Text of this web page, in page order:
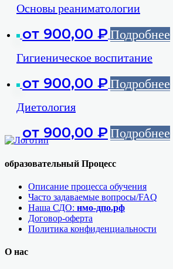
от 900,00 ₽Подробнее
Основы реаниматологии
от 900,00 ₽Подробнее
Гигиеническое воспитание
от 900,00 ₽Подробнее
Диетология
образовательный Процесс
Описание процесса обучения
Часто задаваемые вопросы/FAQ
Наша СДО: нмо-дпо.рф
Договор-оферта
Политика конфиденциальности
О нас